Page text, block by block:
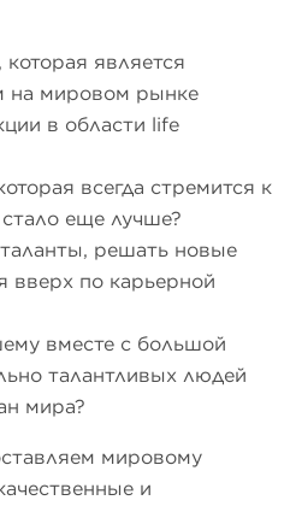
является
на мировом рынке
в области life
всегда стремится к
еще лучше?
решать новые
вверх по карьерной
вместе с большой
талантливых людей
мира?
мировому
и